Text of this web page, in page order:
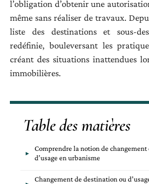
l’obligation d’obtenir une
même sans réaliser de travaux.
liste des destinations et sous-
redéfinie, bouleversant les
créant des situations inattendues
immobilières.
Table des matières
Comprendre la notion de
d’usage en urbanisme
Changement de destination ou